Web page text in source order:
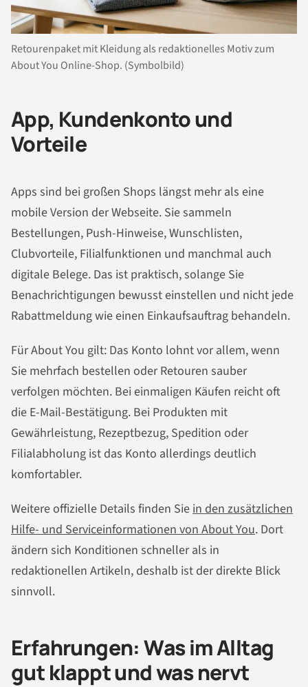
Retourenpaket mit Kleidung als redaktionelles Motiv zum
About You Online-Shop. (Symbolbild)
App, Kundenkonto und
Vorteile
Apps sind bei großen Shops längst mehr als eine
mobile Version der Webseite. Sie sammeln
Bestellungen, Push-Hinweise, Wunschlisten,
Clubvorteile, Filialfunktionen und manchmal auch
digitale Belege. Das ist praktisch, solange Sie
Benachrichtigungen bewusst einstellen und nicht jede
Rabattmeldung wie einen Einkaufsauftrag behandeln.
Für About You gilt: Das Konto lohnt vor allem, wenn
Sie mehrfach bestellen oder Retouren sauber
verfolgen möchten. Bei einmaligen Käufen reicht oft
die E-Mail-Bestätigung. Bei Produkten mit
Gewährleistung, Rezeptbezug, Spedition oder
Filialabholung ist das Konto allerdings deutlich
komfortabler.
Weitere offizielle Details finden Sie in den zusätzlichen
Hilfe- und Serviceinformationen von About You. Dort
ändern sich Konditionen schneller als in
redaktionellen Artikeln, deshalb ist der direkte Blick
sinnvoll.
Erfahrungen: Was im Alltag
gut klappt und was nervt